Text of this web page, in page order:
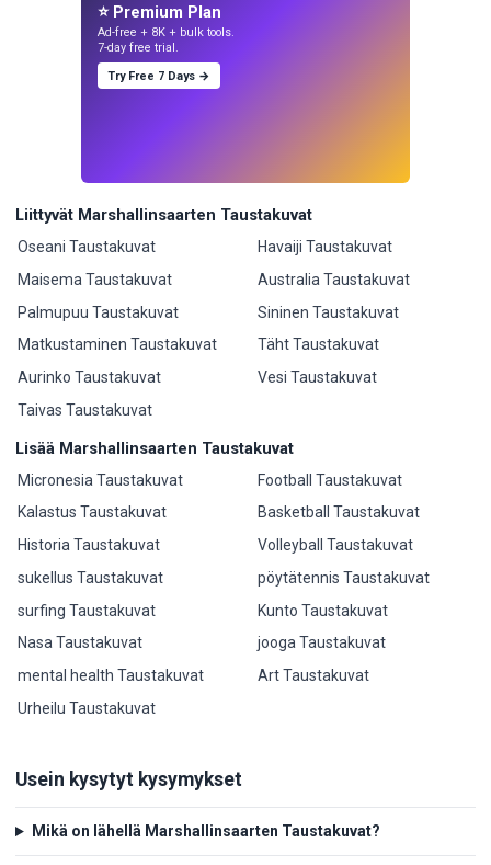
⭐ Premium Plan
Ad-free + 8K + bulk tools.
7-day free trial.
Try Free 7 Days →
Liittyvät Marshallinsaarten Taustakuvat
Oseani Taustakuvat
Maisema Taustakuvat
Palmupuu Taustakuvat
Matkustaminen Taustakuvat
Aurinko Taustakuvat
Taivas Taustakuvat
Havaiji Taustakuvat
Australia Taustakuvat
Sininen Taustakuvat
Täht Taustakuvat
Vesi Taustakuvat
Lisää Marshallinsaarten Taustakuvat
Micronesia Taustakuvat
Kalastus Taustakuvat
Historia Taustakuvat
sukellus Taustakuvat
surfing Taustakuvat
Nasa Taustakuvat
mental health Taustakuvat
Urheilu Taustakuvat
Football Taustakuvat
Basketball Taustakuvat
Volleyball Taustakuvat
pöytätennis Taustakuvat
Kunto Taustakuvat
jooga Taustakuvat
Art Taustakuvat
Usein kysytyt kysymykset
Mikä on lähellä Marshallinsaarten Taustakuvat?